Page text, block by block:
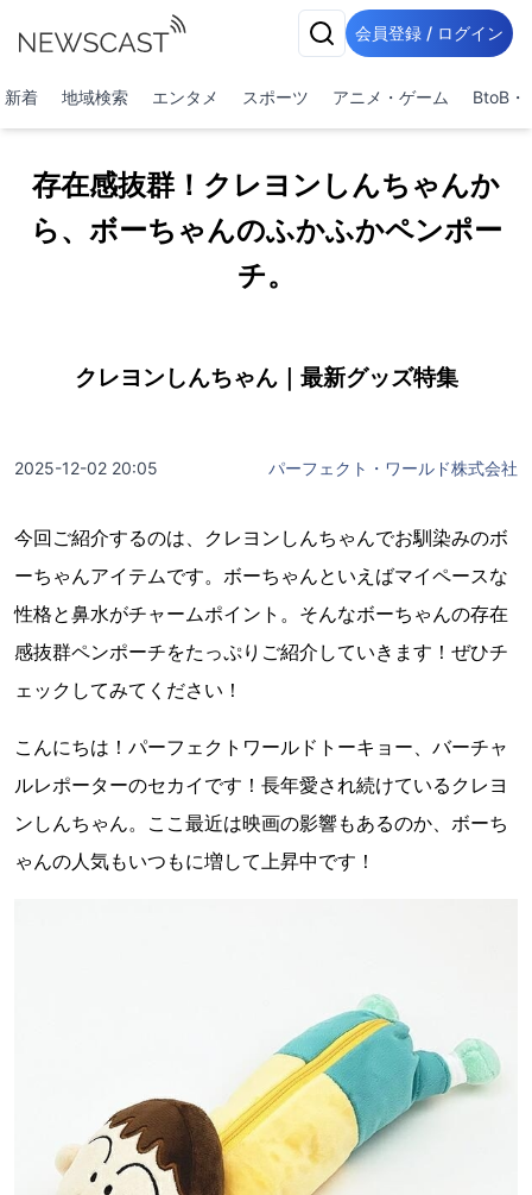
会員登録 / ログイン
新着 地域検索 エンタメ スポーツ アニメ・ゲーム BtoB・
存在感抜群！クレヨンしんちゃんか
ら、ボーちゃんのふかふかペンポー
チ。
クレヨンしんちゃん｜最新グッズ特集
2025-12-02 20:05 パーフェクト・ワールド株式会社
今回ご紹介するのは、クレヨンしんちゃんでお馴染みのボ
ーちゃんアイテムです。ボーちゃんといえばマイペースな
性格と鼻水がチャームポイント。そんなボーちゃんの存在
感抜群ペンポーチをたっぷりご紹介していきます！ぜひチ
ェックしてみてください！
こんにちは！パーフェクトワールドトーキョー、バーチャ
ルレポーターのセカイです！長年愛され続けているクレヨ
ンしんちゃん。ここ最近は映画の影響もあるのか、ボーち
ゃんの人気もいつもに増して上昇中です！